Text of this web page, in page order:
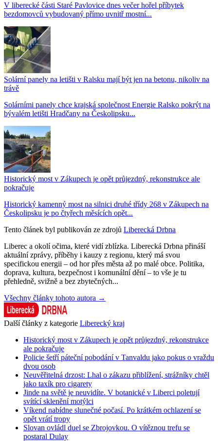
V liberecké části Staré Pavlovice dnes večer hořel příbytek
bezdomovců vybudovaný přímo uvnitř mostní...
Solární panely na letišti v Ralsku mají být jen na betonu, nikoliv na
trávě
Solárními panely chce krajská společnost Energie Ralsko pokrýt na
bývalém letišti Hradčany na Českolipsku...
Historický most v Zákupech je opět průjezdný, rekonstrukce ale
pokračuje
Historický kamenný most na silnici druhé třídy 268 v Zákupech na
Českolipsku je po čtyřech měsících opět...
Tento článek byl publikován ze zdrojů Liberecká Drbna
Liberec a okolí očima, které vidí zblízka. Liberecká Drbna přináší
aktuální zprávy, příběhy i kauzy z regionu, který má svou
specifickou energii – od hor přes města až po malé obce. Politika,
doprava, kultura, bezpečnost i komunální dění – to vše je tu
přehledně, svižně a bez zbytečných...
Všechny články tohoto autora →
Další články z kategorie Liberecký kraj
Historický most v Zákupech je opět průjezdný, rekonstrukce
ale pokračuje
Policie šetří páteční pobodání v Tanvaldu jako pokus o vraždu
dvou osob
Neuvěřitelná drzost: Lhal o zákazu přiblížení, strážníky chtěl
jako taxík pro cigarety
Jinde na světě je neuvidíte. V botanické v Liberci poletují
svítící sklenění motýlci
Víkend nabídne slunečné počasí. Po krátkém ochlazení se
opět vrátí tropy
Slovan ovládl duel se Zbrojovkou. O vítěznou trefu se
postaral Dulay